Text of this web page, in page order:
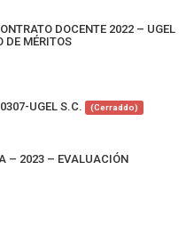
DOCENTE 2022 – UGEL
DE MÉRITOS
UGEL S.C. (Cerraddo)
– 2023 – EVALUACIÓN